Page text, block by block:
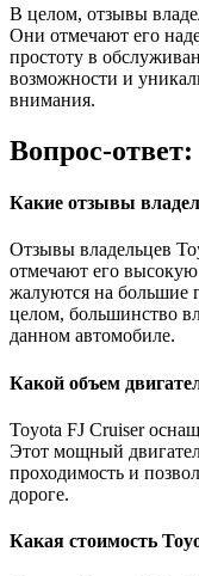
В целом, отзывы
Они отмечают его
простоту в
возможности и
внимания.
Вопрос-ответ:
Какие отзывы
Отзывы владельцев
отмечают его
жалуются на большие
целом, большинство
данном автомобиле.
Какой объем
Toyota FJ Cruiser
Этот мощный
проходимость и
дороге.
Какая стоимость